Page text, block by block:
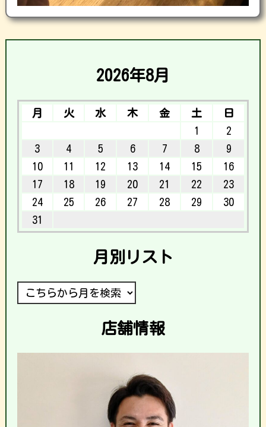
2026年8月
月 火 水 木 金 土
日
1
2
3
4 5 6 7 8
9
10
11 12 13 14 15
16
17
18 19 20 21 22
23
24
25 26 27 28 29
30
31
月別リスト
店舗情報